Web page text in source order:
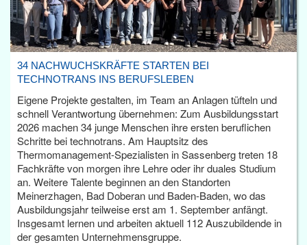
34 NACHWUCHSKRÄFTE STARTEN BEI
TECHNOTRANS INS BERUFSLEBEN
Eigene Projekte gestalten, im Team an Anlagen tüfteln und
schnell Verantwortung übernehmen: Zum Ausbildungsstart
2026 machen 34 junge Menschen ihre ersten beruflichen
Schritte bei technotrans. Am Hauptsitz des
Thermomanagement-Spezialisten in Sassenberg treten 18
Fachkräfte von morgen ihre Lehre oder ihr duales Studium
an. Weitere Talente beginnen an den Standorten
Meinerzhagen, Bad Doberan und Baden-Baden, wo das
Ausbildungsjahr teilweise erst am 1. September anfängt.
Insgesamt lernen und arbeiten aktuell 112 Auszubildende in
der gesamten Unternehmensgruppe.